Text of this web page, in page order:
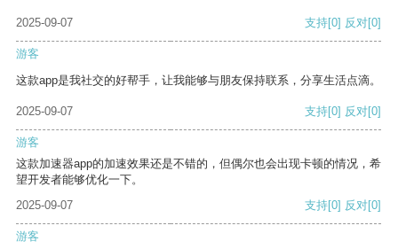
2025-09-07 支持[0] 反对[0]
游客
这款app是我社交的好帮手，让我能够与朋友保持联系，分享生活点滴。
2025-09-07 支持[0] 反对[0]
游客
这款加速器app的加速效果还是不错的，但偶尔也会出现卡顿的情况，希
望开发者能够优化一下。
2025-09-07
支持[0] 反对[0]
游客